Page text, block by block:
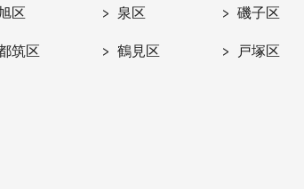
区 泉区 磯子区
筑区 鶴見区 戸塚区